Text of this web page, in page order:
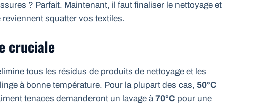
? Parfait. Maintenant, il faut finaliser le nettoyage et
squatter vos textiles.
cruciale
tous les résidus de produits de nettoyage et les
à bonne température. Pour la plupart des cas, 50°C
tenaces demanderont un lavage à 70°C pour une